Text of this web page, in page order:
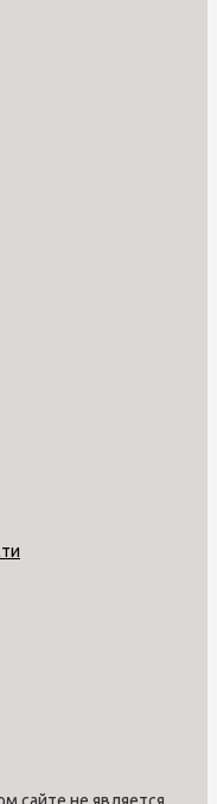
сайте,не является